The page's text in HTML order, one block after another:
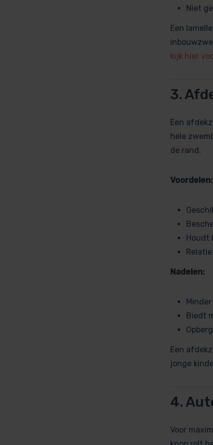
Niet
Een
kijk hier
3.
Een
hele
de rand.
Voordelen:
Houdt
Nadelen:
Biedt
Een
jonge
4.
Voor